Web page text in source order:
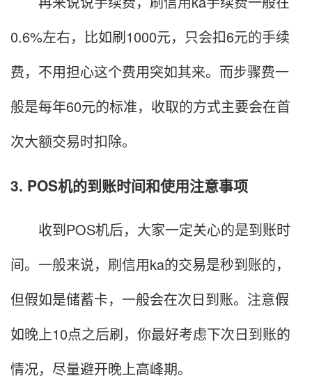
0.6%左右，比如刷1000元，只会扣6元的手续
费，不用担心这个费用突如其来。而步骤费一
般是每年60元的标准，收取的方式主要会在首
次大额交易时扣除。
3. POS机的到账时间和使用注意事项
收到POS机后，大家一定关心的是到账时
间。一般来说，刷信用ka的交易是秒到账的，
但假如是储蓄卡，一般会在次日到账。注意假
如晚上10点之后刷，你最好考虑下次日到账的
情况，尽量避开晚上高峰期。